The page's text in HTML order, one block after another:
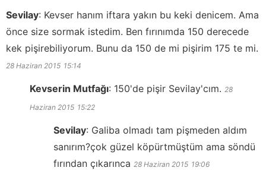
Sevilay: Kevser hanım iftara yakın bu keki denicem. Ama
önce size sormak istedim. Ben fırınımda 150 derecede
kek pişirebiliyorum. Bunu da 150 de mi pişirim 175 te mi.
28 Haziran 2015 15:14
Kevserin Mutfağı: 150'de pişir Sevilay'cım. 28
Haziran 2015 15:22
Sevilay: Galiba olmadı tam pişmeden aldım
sanırım?çok güzel köpürtmüştüm ama söndü
fırından çıkarınca 28 Haziran 2015 19:06